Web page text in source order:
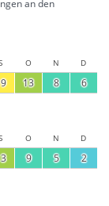
an den
O N D
13 8 6
O N D
9 5 2